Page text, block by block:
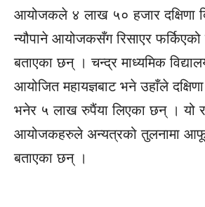
आयोजकले ४ लाख ५० हजार दक्षिणा
न्यौपाने आयोजकसँग रिसाएर फर्किएको
बताएका छन् । चन्द्र माध्यमिक
आयोजित महायज्ञबाट भने उहाँले
भनेर ५ लाख रुपैंया लिएका छन् । यो
आयोजकहरुले अन्यत्रको तुलनामा
बताएका छन् ।